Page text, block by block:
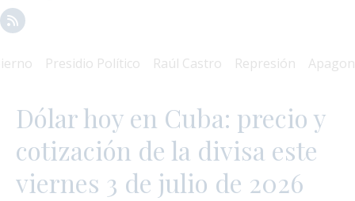
Presidio Político Raúl Castro Represión Apagones
Dólar hoy en Cuba: precio y
cotización de la divisa este
viernes 3 de julio de 2026